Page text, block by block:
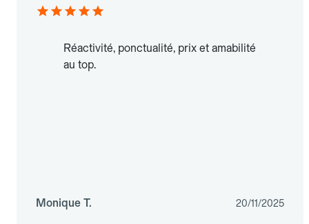
Réactivité, ponctualité, prix et amabilité
au top.
Monique T. 20/11/2025